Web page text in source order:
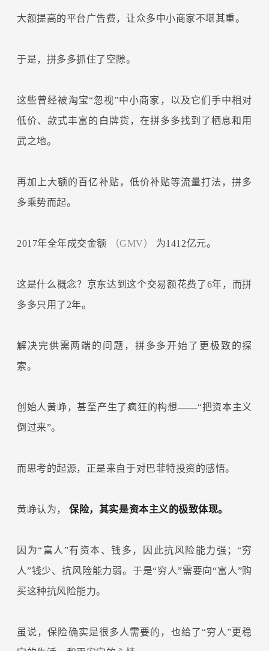
大额提高的平台广告费，让众多中小商家不堪其重。
于是，拼多多抓住了空隙。
这些曾经被淘宝“忽视”中小商家，以及它们手中相对
低价、款式丰富的白牌货，在拼多多找到了栖息和用
武之地。
再加上大额的百亿补贴，低价补贴等流量打法，拼多
多乘势而起。
2017年全年成交金额 （GMV） 为1412亿元。
这是什么概念？京东达到这个交易额花费了6年，而拼
多多只用了2年。
解决完供需两端的问题，拼多多开始了更极致的探
索。
创始人黄峥，甚至产生了疯狂的构想——“把资本主义
倒过来”。
而思考的起源，正是来自于对巴菲特投资的感悟。
黄峥认为，保险，其实是资本主义的极致体现。
因为“富人”有资本、钱多，因此抗风险能力强；“穷
人”钱少、抗风险能力弱。于是“穷人”需要向“富人”购
买这种抗风险能力。
虽说，保险确实是很多人需要的，也给了“穷人”更稳